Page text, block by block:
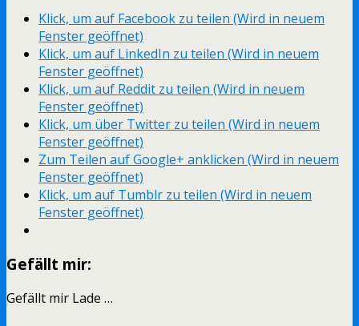
Klick, um auf Facebook zu teilen (Wird in neuem
Fenster geöffnet)
Klick, um auf LinkedIn zu teilen (Wird in neuem
Fenster geöffnet)
Klick, um auf Reddit zu teilen (Wird in neuem
Fenster geöffnet)
Klick, um über Twitter zu teilen (Wird in neuem
Fenster geöffnet)
Zum Teilen auf Google+ anklicken (Wird in neuem
Fenster geöffnet)
Klick, um auf Tumblr zu teilen (Wird in neuem
Fenster geöffnet)
Gefällt mir:
Gefällt mir Lade …